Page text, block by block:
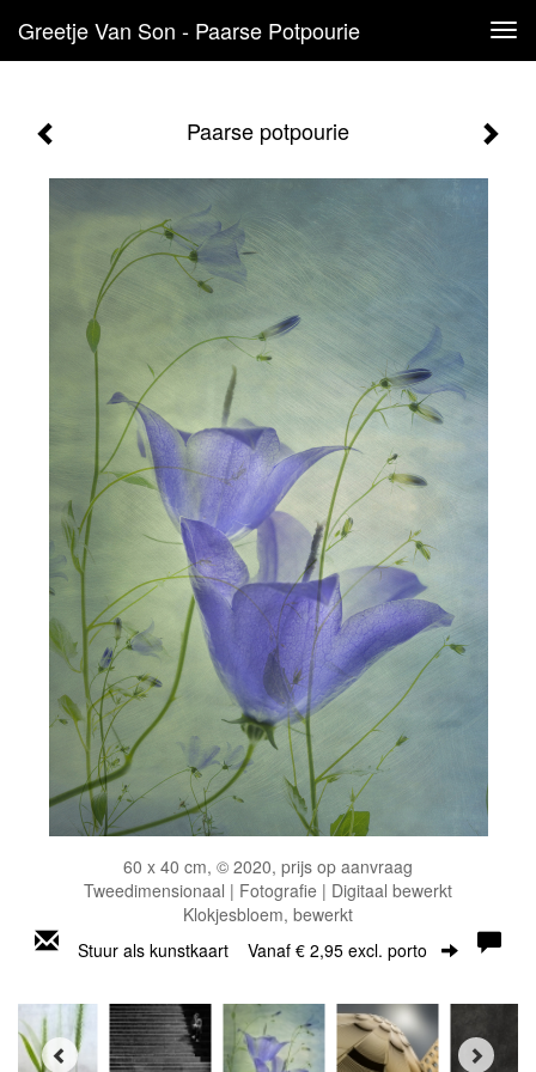
Greetje Van Son - Paarse Potpourie
Paarse potpourie
60 x 40 cm, © 2020, prijs op aanvraag
Tweedimensionaal | Fotografie | Digitaal bewerkt
Klokjesbloem, bewerkt
Stuur als kunstkaart Vanaf € 2,95 excl. porto